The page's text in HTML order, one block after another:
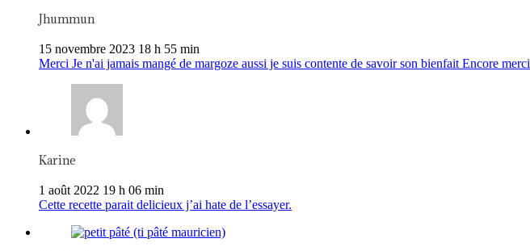
Jhummun
15 novembre 2023 18 h 55 min
Merci Je n'ai jamais mangé de margoze aussi je suis contente de savoir son bienfait Encore merci
Karine
1 août 2022 19 h 06 min
Cette recette parait delicieux j’ai hate de l’essayer.